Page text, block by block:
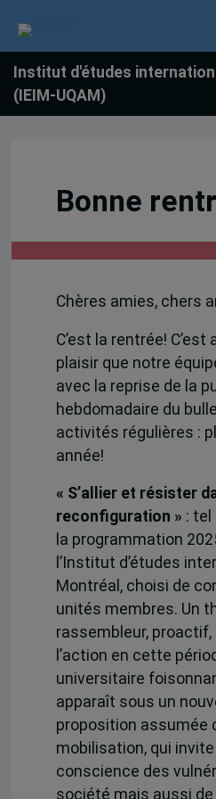
Institut d'études
(IEIM-UQAM)
Bonne
Chères amies, chers
C’est la rentrée!
plaisir que notre
avec la reprise de la
hebdomadaire du
activités régulières :
année!
« S’allier et résister
reconfiguration » : tel
la programmation
l’Institut d’études
Montréal, choisi de
unités membres. Un
rassembleur, proactif,
l’action en cette
universitaire
apparaît sous un
proposition assumée
mobilisation, qui
conscience des
société mais aussi de